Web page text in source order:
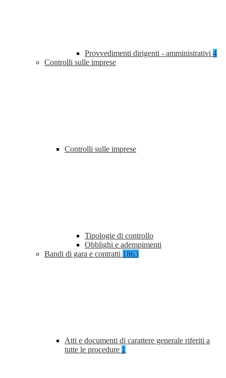
Provvedimenti dirigenti - amministrativi 4
Controlli sulle imprese
Controlli sulle imprese
Tipologie di controllo
Obblighi e adempimenti
Bandi di gara e contratti 1863
Atti e documenti di carattere generale riferiti a
tutte le procedure 1